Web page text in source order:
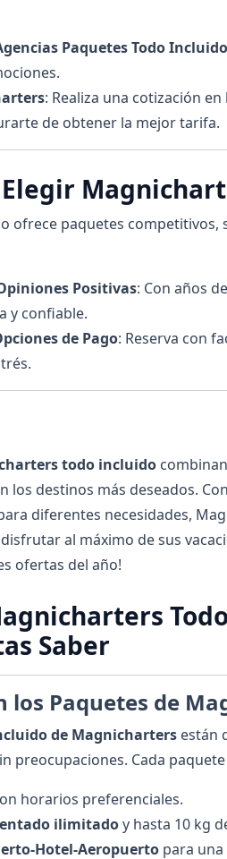
Paquetes Todo Incluido
: Realiza una cotización
de obtener la mejor tarifa.
Elegir
ofrece paquetes competitivos,
Positivas: Con años
y confiable.
de Pago: Reserva con
todo incluido
los destinos más deseados.
diferentes necesidades,
al máximo de sus
ofertas del año!
Saber
los Paquetes de
de Magnichartersestán
preocupaciones. Cada
horarios preferenciales.
ilimitadoy hasta 10 kg
Hotel-Aeropuertopara una